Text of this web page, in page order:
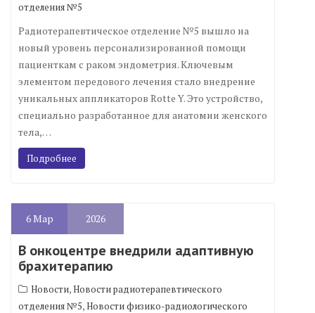
отделения №5
Радиотерапевтическое отделение №5 вышло на
новый уровень персонализированной помощи
пациенткам с раком эндометрия. Ключевым
элементом передового лечения стало внедрение
уникальных аппликаторов Rotte Y. Это устройство,
специально разработанное для анатомии женского
тела,…
Подробнее
6Мар 2026
В онкоцентре внедрили адаптивную
брахитерапию
Новости,Новости радиотерапевтического
отделения №5,Новости физико-радиологического